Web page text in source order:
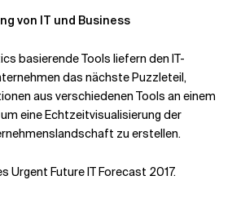
von IT und Business
basierende Tools liefern den IT-
das nächste Puzzleteil,
aus verschiedenen Tools an einem
eine Echtzeitvisualisierung der
zu erstellen.
Urgent Future IT Forecast 2017.